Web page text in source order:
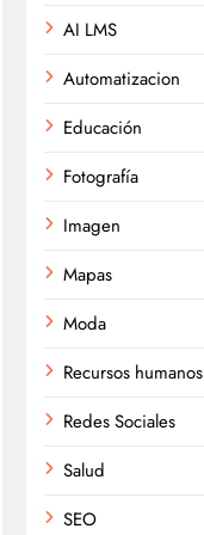
AI LMS
Automatizacion
Educación
Fotografía
Imagen
Mapas
Moda
Recursos humanos
Redes Sociales
Salud
SEO